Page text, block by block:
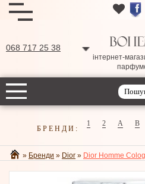
068 717 25 38
інтернет-
БРЕНДИ:
1 2 A B
» Бренди » Dior » Dior Homme